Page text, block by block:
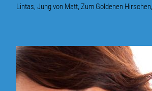
Lintas, Jung von Matt, Zum Goldenen